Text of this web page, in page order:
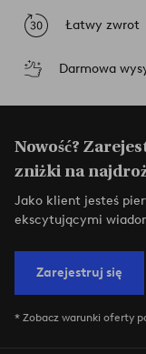
Łatwy zwrot
Darmowa
Nowość?
zniżki na
Jako klient jesteś
ekscytującymi
Zarejestruj się
* Zobacz warunki oferty